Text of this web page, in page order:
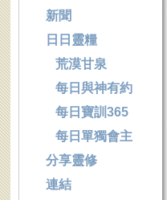
新聞
日日靈糧
荒漠甘泉
每日與神有約
每日寶訓365
每日單獨會主
分享靈修
連結